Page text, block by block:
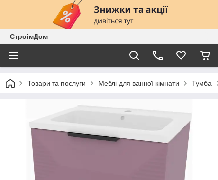
СтроімДом
Товари та послуги Меблі для ванної кімнати Тумба